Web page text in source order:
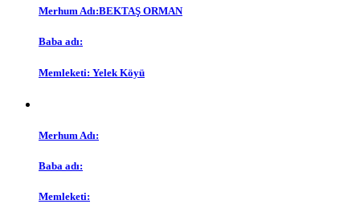
Merhum Adı:BEKTAŞ ORMAN
Baba adı:
Memleketi: Yelek Köyü
Merhum Adı:
Baba adı:
Memleketi: